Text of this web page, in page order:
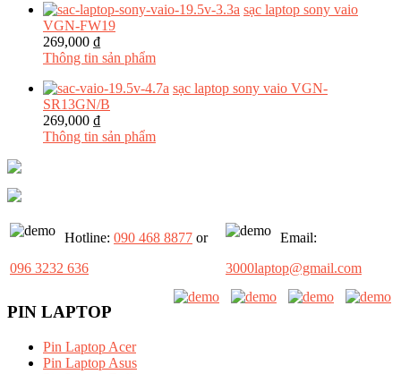
sạc laptop sony vaio
VGN-FW19
269,000 ₫
Thông tin sản phẩm
sạc laptop sony vaio VGN-
SR13GN/B
269,000 ₫
Thông tin sản phẩm
Hotline: 090 468 8877 or
096 3232 636
Email:
3000laptop@gmail.com
PIN LAPTOP
Pin Laptop Acer
Pin Laptop Asus